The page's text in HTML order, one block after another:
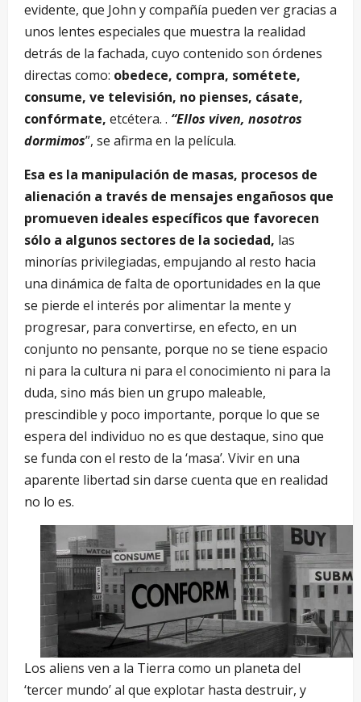
evidente, que John y compañía pueden ver gracias a
unos lentes especiales que muestra la realidad
detrás de la fachada, cuyo contenido son órdenes
directas como: obedece, compra, sométete,
consume, ve televisión, no pienses, cásate,
confórmate, etcétera. . “Ellos viven, nosotros
dormimos”, se afirma en la película.
Esa es la manipulación de masas, procesos de
alienación a través de mensajes engañosos que
promueven ideales específicos que favorecen
sólo a algunos sectores de la sociedad, las
minorías privilegiadas, empujando al resto hacia
una dinámica de falta de oportunidades en la que
se pierde el interés por alimentar la mente y
progresar, para convertirse, en efecto, en un
conjunto no pensante, porque no se tiene espacio
ni para la cultura ni para el conocimiento ni para la
duda, sino más bien un grupo maleable,
prescindible y poco importante, porque lo que se
espera del individuo no es que destaque, sino que
se funda con el resto de la ‘masa’. Vivir en una
aparente libertad sin darse cuenta que en realidad
no lo es.
Los aliens ven a la Tierra como un planeta del
‘tercer mundo’ al que explotar hasta destruir, y